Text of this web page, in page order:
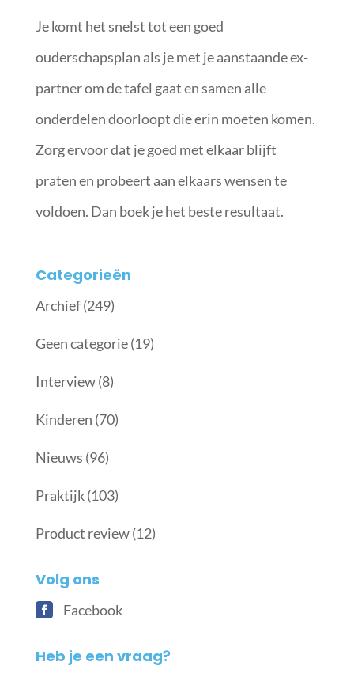
Je komt het snelst tot een goed
ouderschapsplan als je met je aanstaande ex-
partner om de tafel gaat en samen alle
onderdelen doorloopt die erin moeten komen.
Zorg ervoor dat je goed met elkaar blijft
praten en probeert aan elkaars wensen te
voldoen. Dan boek je het beste resultaat.
Categorieën
Archief(249)
Geen categorie(19)
Interview(8)
Kinderen (70)
Nieuws (96)
Praktijk(103)
Product review(12)
Volg ons
Facebook
Heb je een vraag?